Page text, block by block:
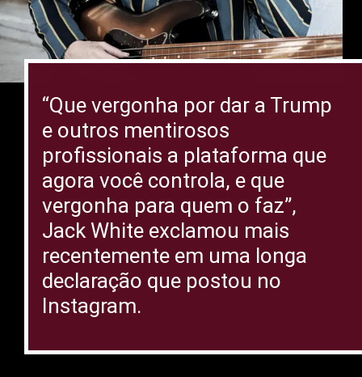
“Que vergonha por dar a Trump
e outros mentirosos
profissionais a plataforma que
agora você controla, e que
vergonha para quem o faz”,
Jack White exclamou mais
recentemente em uma longa
declaração que postou no
Instagram.